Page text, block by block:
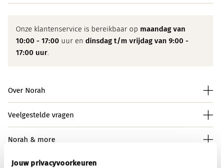
Jouw privacyvoorkeuren
Onze klantenservice is bereikbaar op maandag van
10:00 - 17:00 uur en dinsdag t/m vrijdag van 9:00 -
17:00 uur.
Over Norah
Veelgestelde vragen
Norah & more